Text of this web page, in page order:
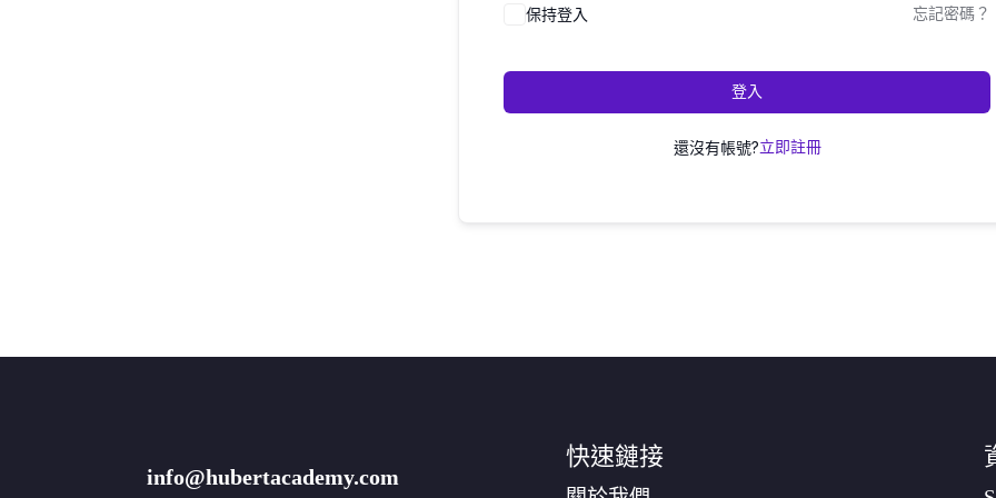
保持登入 忘記密碼？
登入
還沒有帳號?立即註冊
info@hubertacademy.com
快速鏈接